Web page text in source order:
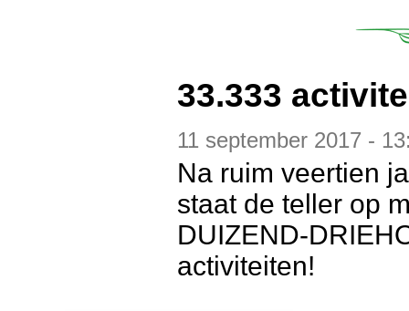
33.333
11 september 2017 -
Na ruim veertien
staat de teller op
DUIZEND-
activiteiten!